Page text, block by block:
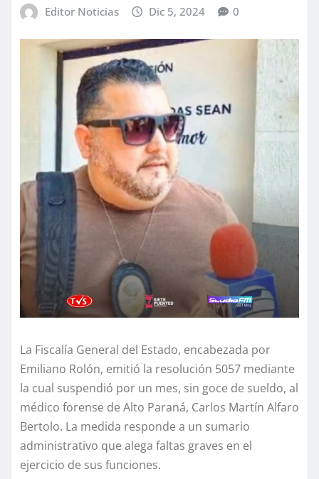
Editor Noticias Dic 5, 2024 0
La Fiscalía General del Estado, encabezada por
Emiliano Rolón, emitió la resolución 5057 mediante
la cual suspendió por un mes, sin goce de sueldo, al
médico forense de Alto Paraná, Carlos Martín Alfaro
Bertolo. La medida responde a un sumario
administrativo que alega faltas graves en el
ejercicio de sus funciones.